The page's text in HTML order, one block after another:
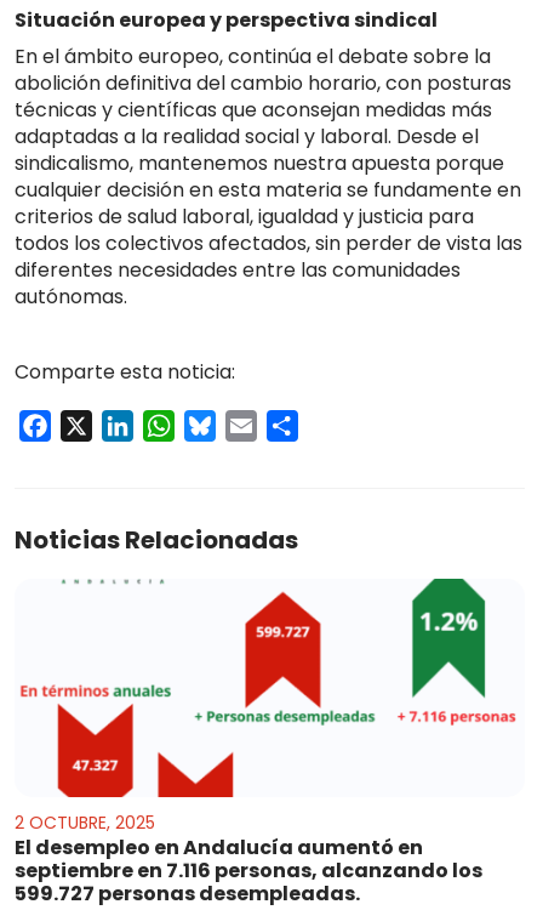
Situación europea y perspectiva sindical
En el ámbito europeo, continúa el debate sobre la
abolición definitiva del cambio horario, con posturas
técnicas y científicas que aconsejan medidas más
adaptadas a la realidad social y laboral. Desde el
sindicalismo, mantenemos nuestra apuesta porque
cualquier decisión en esta materia se fundamente en
criterios de salud laboral, igualdad y justicia para
todos los colectivos afectados, sin perder de vista las
diferentes necesidades entre las comunidades
autónomas.
Comparte esta noticia:
Facebook LinkedInWhatsApp
Bluesky
Email
Noticias Relacionadas
2 OCTUBRE, 2025
El desempleo en Andalucía aumentó en
septiembre en 7.116 personas, alcanzando los
599.727 personas desempleadas.